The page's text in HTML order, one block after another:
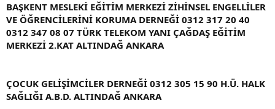
BAŞKENT MESLEKİ EĞİTİM MERKEZİ ZİHİNSEL ENGELLİLER
VE ÖĞRENCİLERİNİ KORUMA DERNEĞİ 0312 317 20 40
0312 347 08 07 TÜRK TELEKOM YANI ÇAĞDAŞ EĞİTİM
MERKEZİ 2.KAT ALTINDAĞ ANKARA
ÇOCUK GELİŞİMCİLER DERNEĞİ 0312 305 15 90 H.Ü. HALK
SAĞLIĞI A.B.D. ALTINDAĞ ANKARA